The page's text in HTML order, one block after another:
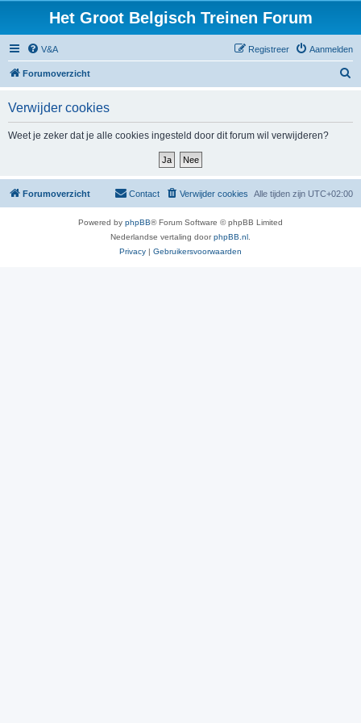
Het Groot Belgisch Treinen Forum
V&A Aanmelden
Registreer
Forumoverzicht
Verwijder cookies
Weet je zeker dat je alle cookies ingesteld door dit forum wil verwijderen?
Forumoverzicht Alle tijden zijn UTC+02:00
Verwijder cookies
Contact
Powered by phpBB® Forum Software © phpBB Limited
Nederlandse vertaling doorphpBB.nl
Privacy | Gebruikersvoorwaarden